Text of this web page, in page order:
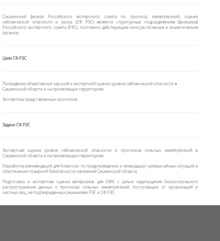
Сахалинский филиал Российского экспертного совета по прогнозу землетрясений, оценке
сейсмической опасности и риска (СФ РЭС) является структурным подразделением (филиалом)
Российского экспертного совета (РЭС), постоянно действующим консультативным и аналитическим
органом.
Цели СФ РЭС
Проведение объективной научной и экспертной оценки уровня сейсмической опасности в
Сахалинской области и на прилегающих территориях.
Экспертиза представленных прогнозов.
Задачи СФ РЭС
Экспертная оценка уровня сейсмической опасности и прогнозов сильных землетрясений в
Сахалинской области и на прилегающих территориях.
Разработка рекомендаций для Комиссии по предупреждению и ликвидации чрезвычайных ситуаций и
обеспечению пожарной безопасности населения Сахалинской области.
Подготовка и экспертная оценка материалов для СМИ с целью недопущения бесконтрольного
распространения данных о прогнозах сильных землетрясений, поступающих от организаций и
частных лиц, не подтвержденных решениями РЭС и СФ РЭС.